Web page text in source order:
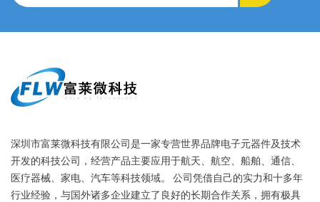
深圳市富莱微科技有限公司是一家专营世界品牌电子元器件及技术
开发的科技公司，经营产品主要应用于航天、航空、船舶、通信、
医疗器械、家电、汽车等科技领域。 公司凭借自己的实力和十多年
行业经验，与国外诸多企业建立了良好的长期合作关系，拥有极具